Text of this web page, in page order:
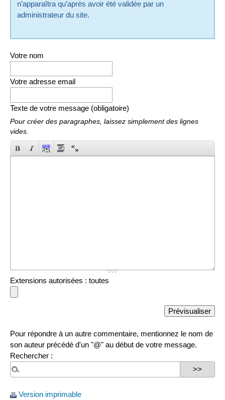
n’apparaîtra qu’après avoir été validée par un
administrateur du site.
Votre nom
Votre adresse email
Texte de votre message (obligatoire)
Pour créer des paragraphes, laissez simplement des lignes
vides.
Extensions autorisées : toutes
Pour répondre à un autre commentaire, mentionnez le nom de
son auteur précédé d'un "@" au début de votre message.
Rechercher :
Version imprimable